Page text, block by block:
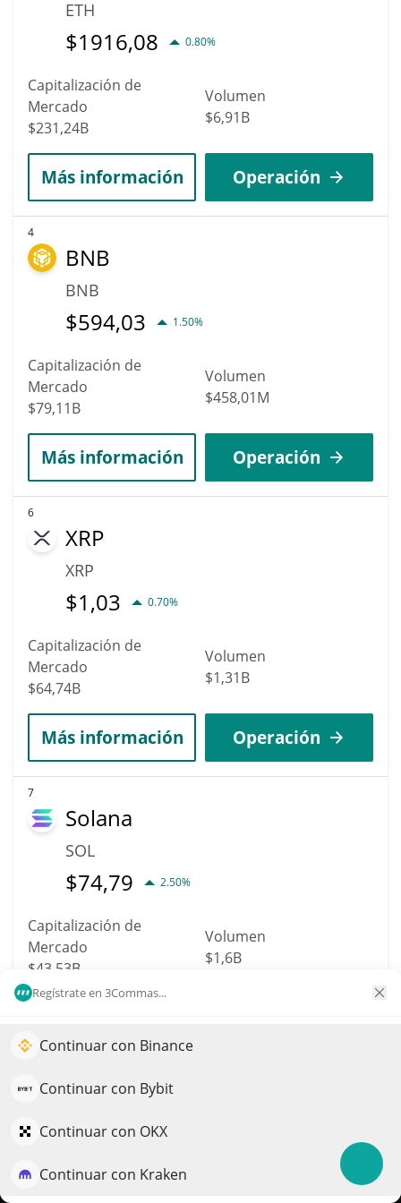
Regístrate en 3Commas...
Continuar con Binance
Continuar con Bybit
Continuar con OKX
Continuar con Kraken
ETH
$1916,08 0.80%
Capitalización de
Mercado
$231,24B
Volumen
$6,91B
Más información Operación
4
BNB
BNB
$594,03 1.50%
Capitalización de
Mercado
$79,11B
Volumen
$458,01M
Más información Operación
6
XRP
XRP
$1,03 0.70%
Capitalización de
Mercado
$64,74B
Volumen
$1,31B
Más información Operación
7
Solana
SOL
$74,79 2.50%
Capitalización de
Mercado
$43,53B
Volumen
$1,6B
Dogecoin
DOGE
$
Impulse el crecimiento de su portafolio con IA
QuantPilot es una plataforma integral de estrategias donde
sus estrategias y realizan investigación de mercado
Pruébelo gratis